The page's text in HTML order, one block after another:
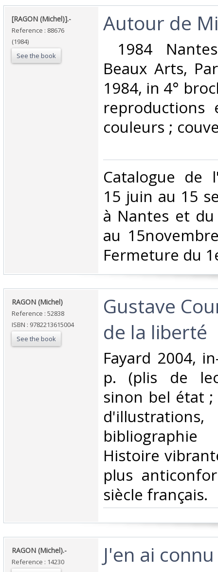
‎[RAGON (Michel)].-‎
Reference : 88676
(1984)
See the book
‎Autour de
1984
Beaux Arts,
1984, in 4°
couleurs ;
‎Catalogue de
15 juin au 15
à Nantes et
au
Fermeture du
‎RAGON (Michel)‎
Reference : 52838
ISBN : 9782213615004
See the book
‎Gustave
de la liberté‎
‎Fayard 2004,
p. (plis de
sinon bel état ;
Histoire
plus
siècle français.‎
‎RAGON (Michel).-‎
Reference : 14230
‎J'en ai